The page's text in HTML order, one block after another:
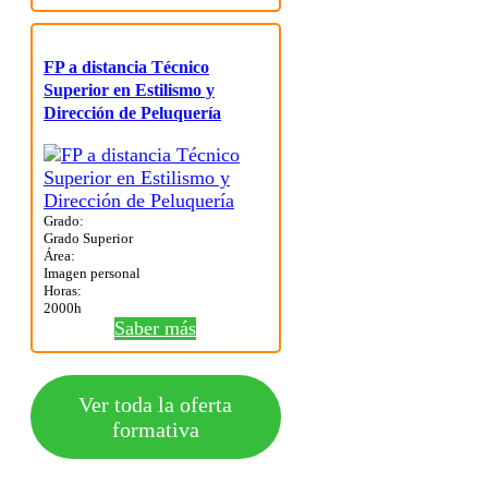
FP a distancia Técnico
Superior en Estilismo y
Dirección de Peluquería
Grado:
Grado Superior
Área:
Imagen personal
Horas:
2000h
Saber más
Ver toda la oferta
formativa